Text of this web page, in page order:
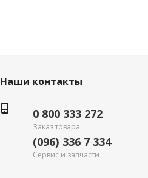
Наши контакты
0 800 333 272
Заказ товара
(096) 336 7 334
Сервис и запчасти